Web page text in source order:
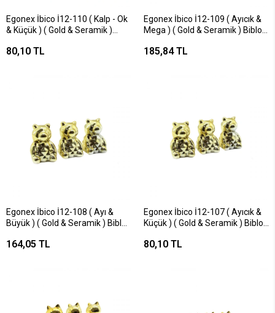
Egonex İbico İ12-110 ( Kalp - Ok
& Küçük ) ( Gold & Seramik )
Eşyası*12x16
80,10 TL
Egonex İbico İ12-109 ( Ayıcık &
Mega ) ( Gold & Seramik ) Biblo
185,84 TL
Egonex İbico İ12-108 ( Ayı &
Büyük ) ( Gold & Seramik ) Biblo
164,05 TL
Egonex İbico İ12-107 ( Ayıcık &
Küçük ) ( Gold & Seramik ) Biblo
80,10 TL